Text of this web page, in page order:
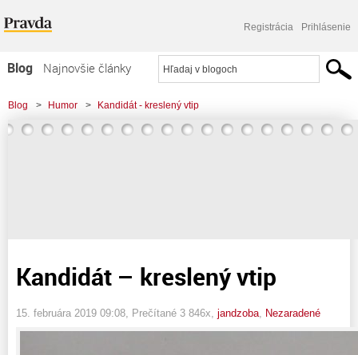
Registrácia Prihlásenie
Blog
Najnovšie články
Najčítanejšie články
Najkomentovanejšie články
Blog > Humor > Kandidát - kreslený vtip
Kandidát – kreslený vtip
15. februára 2019 09:08 , Prečítané 3 846x, jandzoba Nezaradené